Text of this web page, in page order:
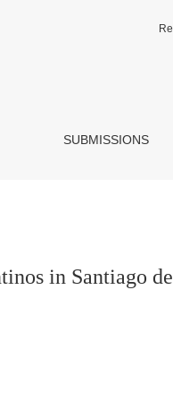
SUBMISSIONS
in Santiago